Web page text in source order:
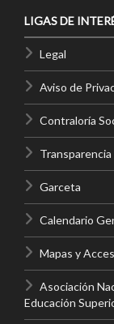
LIGAS DE
Legal
Aviso de
Contraloría
Transparencia
Garceta
Calendario
Mapas y
Asociación
Educación